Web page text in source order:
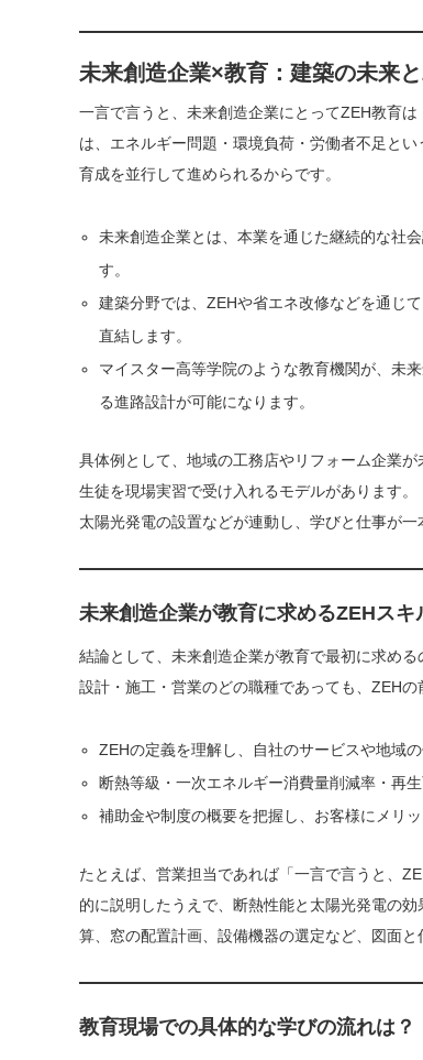
未来創造企業×教育：建築の未来
一言で言うと、未来創造企業にとってZEH教育
は、エネルギー問題・環境負荷・労働者不足と
育成を並行して進められるからです。
未来創造企業とは、本業を通じた継続的な社
す。
建築分野では、ZEHや省エネ改修などを通じ
直結します。
マイスター高等学院のような教育機関が、未
る進路設計が可能になります。
具体例として、地域の工務店やリフォーム企業
生徒を現場実習で受け入れるモデルがあります
太陽光発電の設置などが連動し、学びと仕事が一
未来創造企業が教育に求めるZEHスキ
結論として、未来創造企業が教育で最初に求め
設計・施工・営業のどの職種であっても、ZEH
ZEHの定義を理解し、自社のサービスや地域
断熱等級・一次エネルギー消費量削減率・再
補助金や制度の概要を把握し、お客様にメリ
たとえば、営業担当であれば「一言で言うと、
的に説明したうえで、断熱性能と太陽光発電の
算、窓の配置計画、設備機器の選定など、図面
教育現場での具体的な学びの流れは？